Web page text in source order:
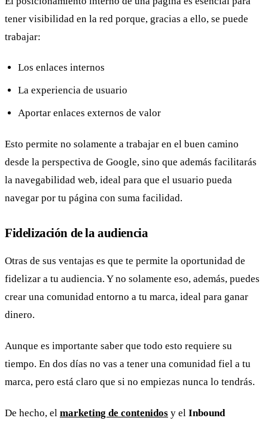
tener visibilidad en la red porque, gracias a ello, se puede
trabajar:
Los enlaces internos
La experiencia de usuario
Aportar enlaces externos de valor
Esto permite no solamente a trabajar en el buen camino
desde la perspectiva de Google, sino que además facilitarás
la navegabilidad web, ideal para que el usuario pueda
navegar por tu página con suma facilidad.
Fidelización de la audiencia
Otras de sus ventajas es que te permite la oportunidad de
fidelizar a tu audiencia. Y no solamente eso, además, puedes
crear una comunidad entorno a tu marca, ideal para ganar
dinero.
Aunque es importante saber que todo esto requiere su
tiempo. En dos días no vas a tener una comunidad fiel a tu
marca, pero está claro que si no empiezas nunca lo tendrás.
De hecho, el marketing de contenidos y el Inbound